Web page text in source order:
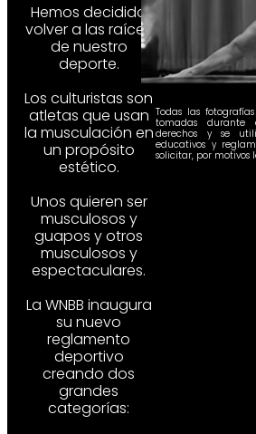
Hemos decidido
volver a las raíces
de nuestro
deporte.
Los culturistas son
atletas que usan
la musculación en
un propósito
estético.
Unos quieren ser
musculosos y
guapos y otros
musculosos y
espectaculares.
La WNBB inaugura
su nuevo
reglamento
deportivo
creando dos
grandes
categorías:
Todas las
tomadas durante
derechos y se
educativos y
solicitar, por motivos